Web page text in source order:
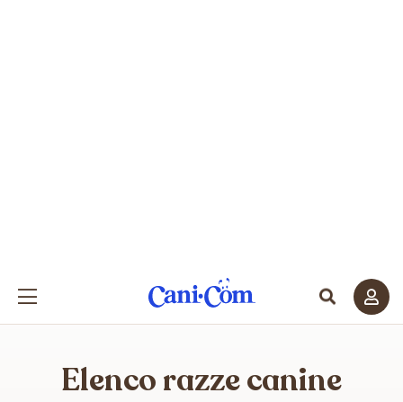
Elenco razze canine